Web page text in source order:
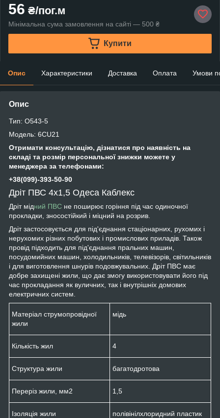
56 ₴/пог.м
Мінімальна сума замовлення на сайті — 500 ₴
Купити
Опис Характеристики Доставка Оплата Умови
Опис
Тип: O543-5
Модель: 6CU21
Отримати консультацію, дізнатися про наявність на
складі та розмір персональної знижки можете у
менеджера за телефонами:
+38(099)-393-50-90
Дріт ПВС 4х1,5 Одеса Каблекс
Дріт мідний ПВС не поширює горіння під час одиночної
прокладки, зносостійкий і міцний на розрив.
Дріт застосовується для під'єднання стаціонарних, рухомих і
нерухомих різних побутових і промислових приладів. Також
провід підходить для під'єднання пральних машин,
посудомийних машин, холодильників, телевізорів, світильників
і для виготовлення шнурів подовжувальних. Дріт ПВС має
добре захищені жили, що дає змогу використовувати його під
час прокладання як вуличних, так і внутрішніх домових
електричних систем.
Матеріал струмопровідної
жили
мідь
Кількість жил 4
Структура жили багатодротова
Переріз жили, мм2 1,5
Ізоляція жили
полівінілхлоридний пластик